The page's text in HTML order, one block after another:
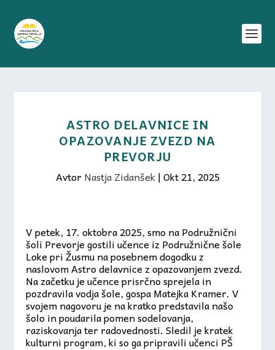
ASTRO DELAVNICE IN
OPAZOVANJE ZVEZD NA
PREVORJU
Avtor Nastja Zidanšek|Okt 21, 2025
V petek, 17. oktobra 2025, smo na Podružnični
šoli Prevorje gostili učence iz Podružnične šole
Loke pri Žusmu na posebnem dogodku z
naslovom Astro delavnice z opazovanjem zvezd.
Na začetku je učence prisrčno sprejela in
pozdravila vodja šole, gospa Matejka Kramer. V
svojem nagovoru je na kratko predstavila našo
šolo in poudarila pomen sodelovanja,
raziskovanja ter radovednosti. Sledil je kratek
kulturni program, ki so ga pripravili učenci PŠ